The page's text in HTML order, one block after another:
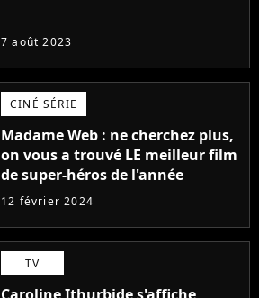
7 août 2023
CINÉ SÉRIE
Madame Web : ne cherchez plus,
on vous a trouvé LE meilleur film
de super-héros de l'année
12 février 2024
TV